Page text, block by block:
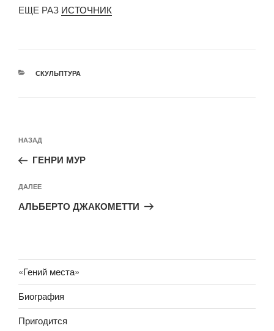
ЕЩЕ РАЗ ИСТОЧНИК
РУБРИКИ
СКУЛЬПТУРА
по
записям
Предыдущая
запись:
НАЗАД
ГЕНРИ МУР
Следующая
запись
ДАЛЕЕ
АЛЬБЕРТО ДЖАКОМЕТТИ
«Гений места»
Биография
Пригодится